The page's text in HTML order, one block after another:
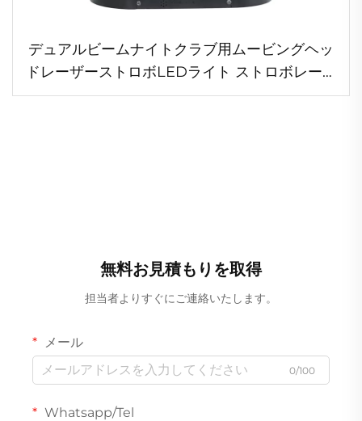
デュアルビームナイトクラブ用ムービングヘッ
ドレーザーストロボLEDライト ストロボレーザ
ーLEDムービングヘッドライト ステージイベン
無料お見積もりを取得
担当者よりすぐにご連絡いたします。
メール
0/100
Whatsapp/Tel